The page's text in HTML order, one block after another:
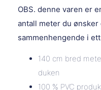
OBS. denne varen er
antall meter du
sammenhengende i
140 cm bred
duken
100 % PVC